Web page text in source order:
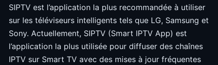
SIPTV est l’application la plus recommandée à utiliser
sur les téléviseurs intelligents tels que LG, Samsung et
Sony. Actuellement, SIPTV (Smart IPTV App) est
l’application la plus utilisée pour diffuser des chaînes
IPTV sur Smart TV avec des mises à jour fréquentes